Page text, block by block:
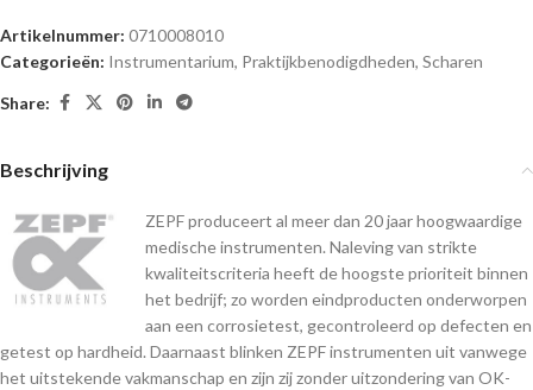
Artikelnummer: 0710008010
Categorieën: Instrumentarium, Praktijkbenodigdheden, Scharen
Share:
Beschrijving
ZEPF produceert al meer dan 20 jaar hoogwaardige
medische instrumenten. Naleving van strikte
kwaliteitscriteria heeft de hoogste prioriteit binnen
het bedrijf; zo worden eindproducten onderworpen
aan een corrosietest, gecontroleerd op defecten en
getest op hardheid. Daarnaast blinken ZEPF instrumenten uit vanwege
het uitstekende vakmanschap en zijn zij zonder uitzondering van OK-